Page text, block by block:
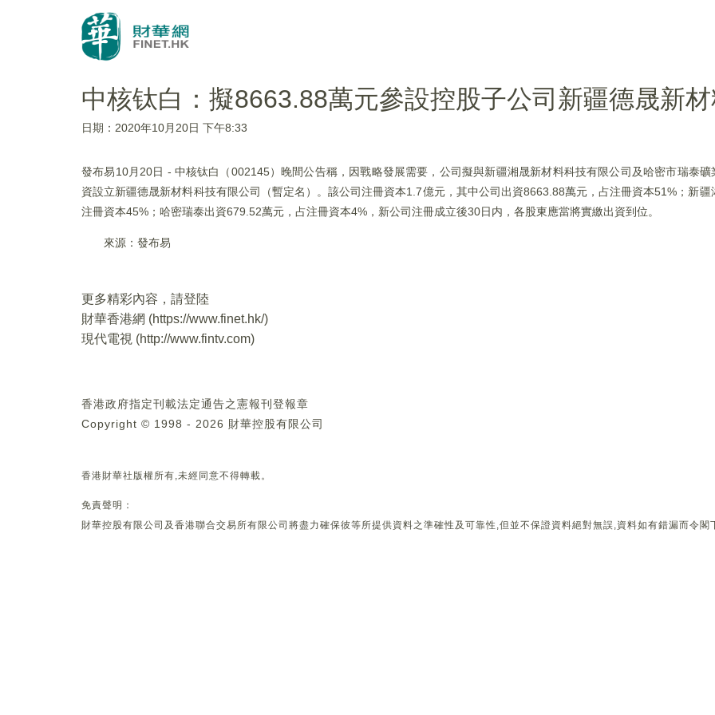
中核钛白：擬8663.88萬元參設控股子公司新疆德晟新
日期：2020年10月20日 下午8:33
發布易10月20日 - 中核钛白（002145）晚間公告稱，因戰略發展需要，公司擬與新疆湘晟新材料科技有限公司及哈密市瑞泰礦
資設立新疆德晟新材料科技有限公司（暫定名）。該公司注冊資本1.7億元，其中公司出資8663.88萬元，占注冊資本51%；新
注冊資本45%；哈密瑞泰出資679.52萬元，占注冊資本4%，新公司注冊成立後30日内，各股東應當將實繳出資到位。
來源：發布易
更多精彩內容，請登陸
財華香港網 (https://www.finet.hk/)
現代電視 (http://www.fintv.com)
香港政府指定刊載法定通告之憲報刊登報章
Copyright © 1998 - 2026 財華控股有限公司
香港財華社版權所有,未經同意不得轉載。
免責聲明：
財華控股有限公司及香港聯合交易所有限公司將盡力確保彼等所提供資料之準確性及可靠性,但並不保證資料絕對無誤,資料如有錯漏而令閣